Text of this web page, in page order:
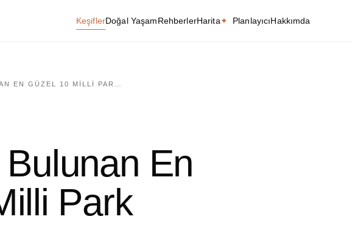
KeşiflerDoğal YaşamRehberlerHarita✦ PlanlayıcıHakkımda
EN GÜZEL 10 MILLI PAR…
En
Park